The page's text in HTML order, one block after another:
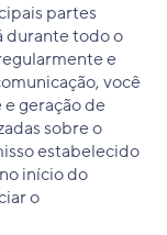
partes
durante todo o
e
você
geração de
sobre o
estabelecido
início do
o